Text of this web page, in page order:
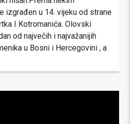
izgrađen u 14. vijeku od strane
I Kotromanića. Olovski
od največih i najvažanijih
u Bosni i Hercegovini , a